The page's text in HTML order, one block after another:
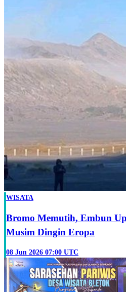
WISATA
Bromo Memutih, Embun
Musim Dingin Eropa
08 Jun 2026 07:00 UTC